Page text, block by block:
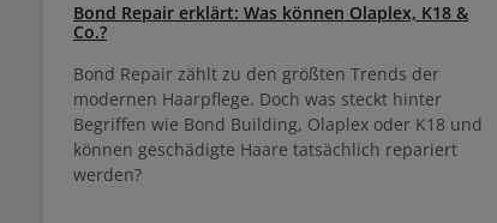
Bond Repair erklärt: Was können Olaplex, K18 &
Co.?
Bond Repair zählt zu den größten Trends der
modernen Haarpflege. Doch was steckt hinter
Begriffen wie Bond Building, Olaplex oder K18 und
können geschädigte Haare tatsächlich repariert
werden?